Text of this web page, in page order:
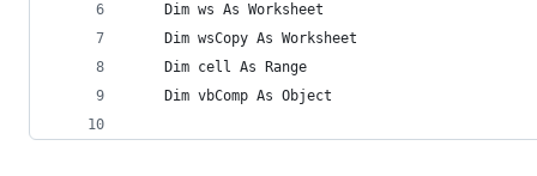
    Dim ws As Worksheet
    Dim wsCopy As Worksheet
    Dim cell As Range
    Dim vbComp As Object